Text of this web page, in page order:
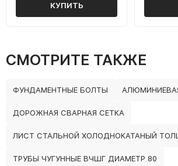
КУПИТЬ
СМОТРИТЕ ТАКЖЕ
ФУНДАМЕНТНЫЕ БОЛТЫ
ДОРОЖНАЯ СВАРНАЯ СЕТКА
ЛИСТ СТАЛЬНОЙ ХОЛОДНОКАТАНЫЙ
ТРУБЫ ЧУГУННЫЕ ВЧШГ ДИАМЕТР 80